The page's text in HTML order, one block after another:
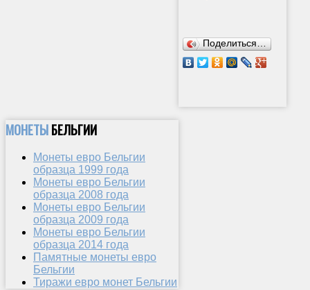
Поделиться…
МОНЕТЫБЕЛЬГИИ
Монеты евро Бельгии
образца 1999 года
Монеты евро Бельгии
образца 2008 года
Монеты евро Бельгии
образца 2009 года
Монеты евро Бельгии
образца 2014 года
Памятные монеты евро
Бельгии
Тиражи евро монет Бельгии